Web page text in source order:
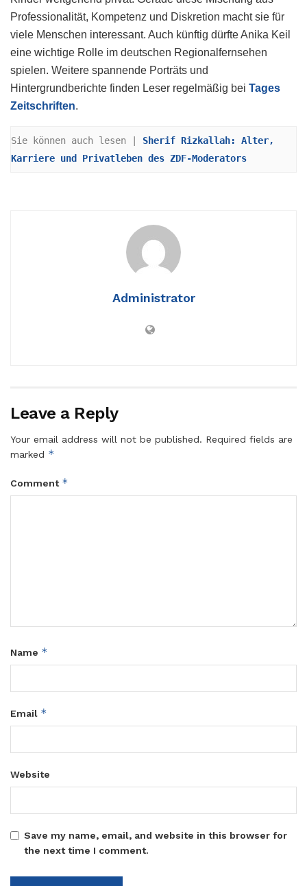
Professionalität, Kompetenz und Diskretion macht sie für
viele Menschen interessant. Auch künftig dürfte Anika Keil
eine wichtige Rolle im deutschen Regionalfernsehen
spielen. Weitere spannende Porträts und
Hintergrundberichte finden Leser regelmäßig bei Tages
Zeitschriften.
Sie können auch lesen | Sherif Rizkallah: Alter,
Karriere und Privatleben des ZDF-Moderators
Administrator
Leave a Reply
Your email address will not be published. Required fields are
marked *
Comment *
Name *
Email *
Website
Save my name, email, and website in this browser for
the next time I comment.